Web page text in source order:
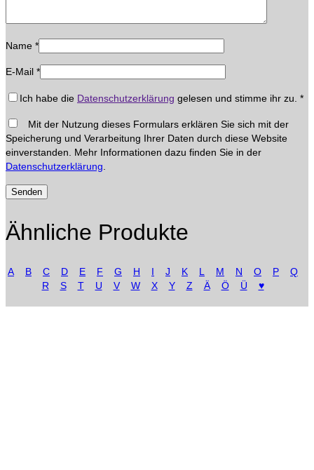
Name *
E-Mail *
Ich habe die Datenschutzerklärung gelesen und stimme ihr zu. *
Mit der Nutzung dieses Formulars erklären Sie sich mit der
Speicherung und Verarbeitung Ihrer Daten durch diese Website
einverstanden. Mehr Informationen dazu finden Sie in der
Datenschutzerklärung
Ähnliche Produkte
A B C D E F G H I J K L M N O P
Q
R
S T U V W X Y Z Ä Ö Ü ♥